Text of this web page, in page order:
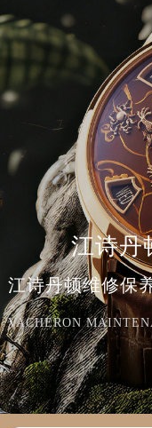
江诗丹
江诗丹顿维修保
VACHERON